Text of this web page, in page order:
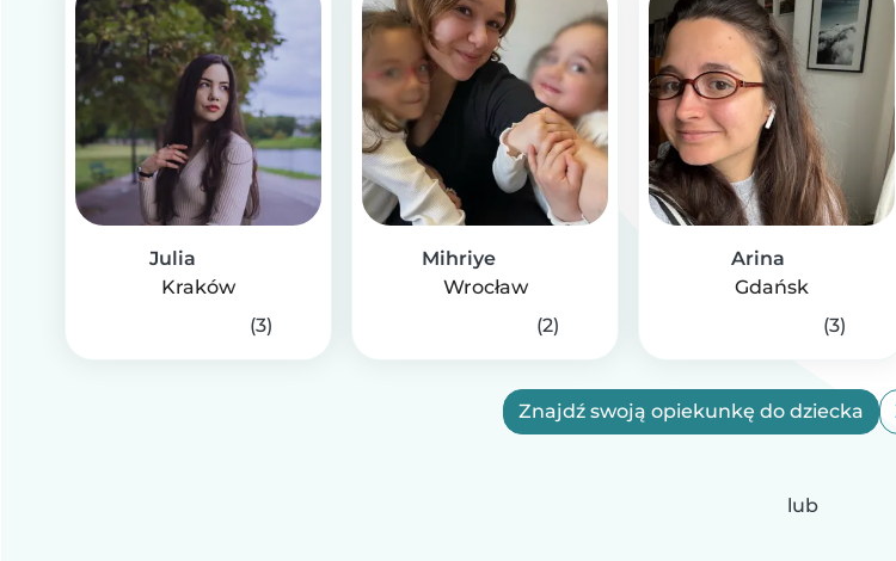
Julia
Kraków
(3)
Mihriye
Wrocław
(2)
Arina
Gdańsk
(3)
Znajdź swoją opiekunkę do dziecka
lub